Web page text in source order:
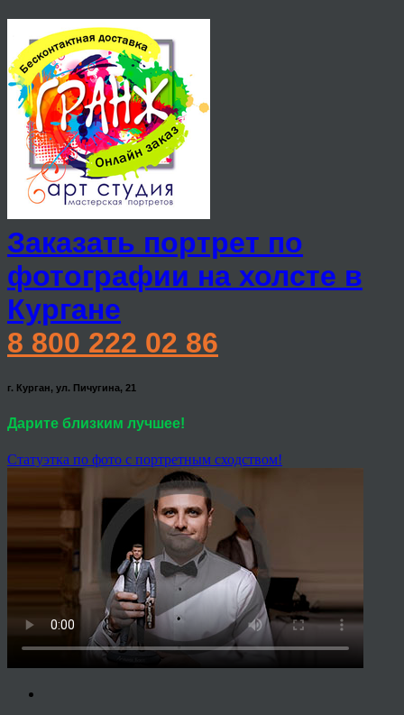
Заказать портрет по
фотографии на холсте в
Кургане
8 800 222 02 86
г. Курган, ул. Пичугина, 21
Дарите близким лучшее!
Статуэтка по фото с портретным сходством!